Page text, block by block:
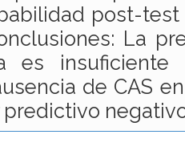
post-
La
es
de CAS
predictivo